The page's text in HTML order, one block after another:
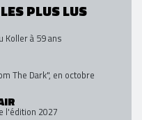
PLUS LUS
Koller à 59 ans
The Dark", en octobre
l'édition 2027